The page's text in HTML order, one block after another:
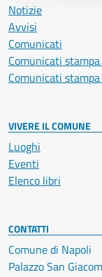
Notizie
Avvisi
Comunicati
Comunicati
Comunicati
VIVERE IL COMUNE
Luoghi
Eventi
Elenco libri
CONTATTI
Comune di Napoli
Palazzo San